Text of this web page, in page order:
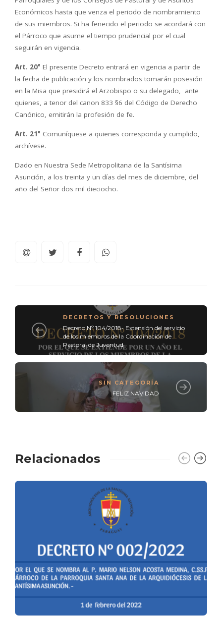
Económicos hasta que venza el periodo de nombramiento
de sus miembros. Si ha fenecido el periodo se acordará con
el Párroco que asume el tiempo prudencial por el cual
seguirán en vigencia.
Art. 20° El presente Decreto entrará en vigencia a partir de
la fecha de publicación y los nombrados tomarán posesión
en la Misa que presidirá el Arzobispo o su delegado, ante
quienes, a tenor del canon 833 §6 del Código de Derecho
Canónico, emitirán la profesión de fe.
Art. 21° Comuníquese a quienes corresponda y cumplido,
archívese.
Dado en Nuestra Sede Metropolitana de la Santísima
Asunción, a los treinta y un días del mes de diciembre, del
año del Señor dos mil dieciocho.
DECRETOS Y RESOLUCIONES
Decreto Nº 104/2018- Extensión del servicio
de los miembros de la Coordinación de
Pastoral de Juventud
SIN CATEGORÍA
FELIZ NAVIDAD
Relacionados